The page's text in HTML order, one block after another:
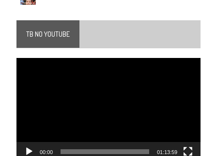
TB NO YOUTUBE
00:00 01:13:59